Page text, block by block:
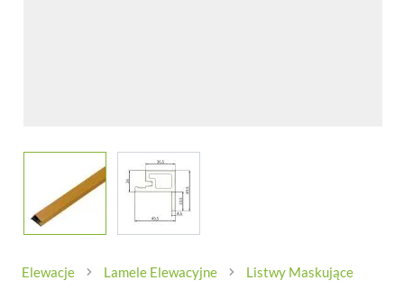
View larger imageView larger image
Elewacje Lamele Elewacyjne Listwy Maskujące